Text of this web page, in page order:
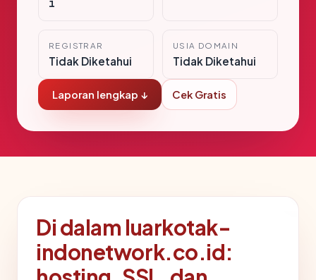
i
REGISTRAR
Tidak Diketahui
USIA DOMAIN
Tidak Diketahui
Laporan lengkap ↓ Cek Gratis
Di dalam luarkotak-
indonetwork.co.id: